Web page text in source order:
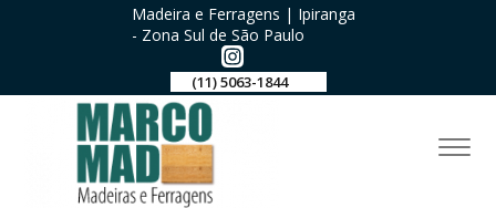
Madeira e Ferragens | Ipiranga
- Zona Sul de São Paulo
(11) 5063-1844